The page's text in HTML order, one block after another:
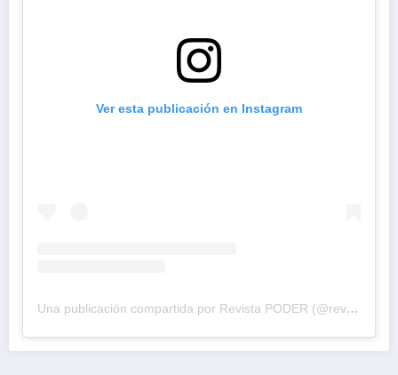
Ver esta publicación en Instagram
Una publicación compartida por Revista PODER (@revistapodercol)